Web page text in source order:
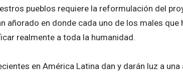
pueblos requiere la reformulación del
añorado en donde cada uno de los males
realmente a toda la humanidad.
en América Latina dan y darán luz a